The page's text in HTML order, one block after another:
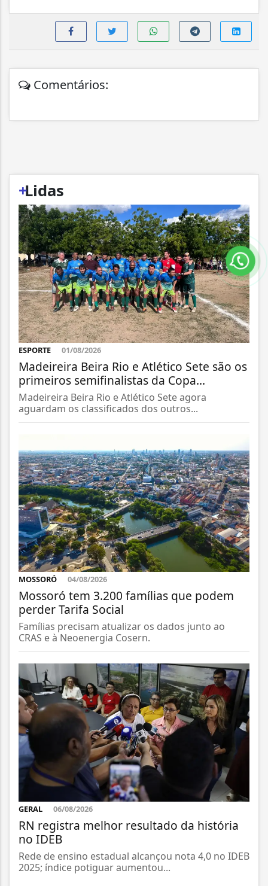
Comentários:
+
Lidas
ESPORTE 01/08/2026
Madeireira Beira Rio e Atlético Sete são os
primeiros semifinalistas da Copa...
Madeireira Beira Rio e Atlético Sete agora
aguardam os classificados dos outros...
MOSSORÓ 04/08/2026
Mossoró tem 3.200 famílias que podem
perder Tarifa Social
Famílias precisam atualizar os dados junto ao
CRAS e à Neoenergia Cosern.
GERAL 06/08/2026
RN registra melhor resultado da história
no IDEB
Rede de ensino estadual alcançou nota 4,0 no IDEB
2025; índice potiguar aumentou...